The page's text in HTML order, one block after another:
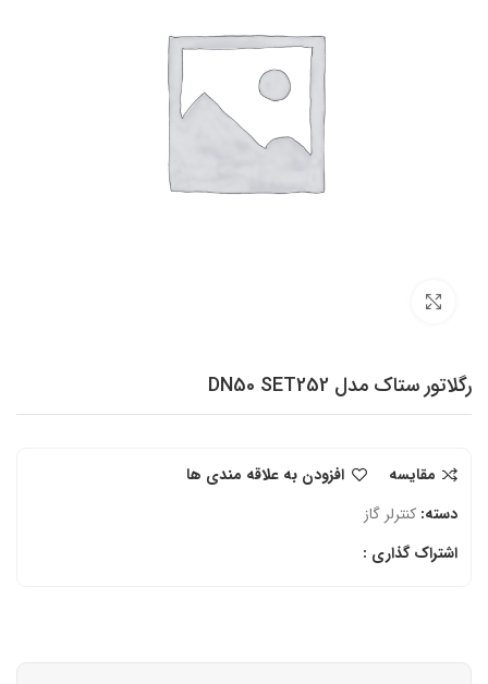
رگلاتور ستاک مدل DN50 SET252
مقایسه
افزودن به علاقه مندی ها
دسته: کنترلر گاز
اشتراک گذاری :